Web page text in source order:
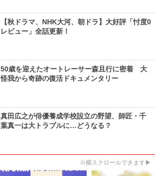
【秋ドラマ、NHK大河、朝ドラ】大好評「忖度0
レビュー」全話更新！
50歳を迎えたオートレーサー森且行に密着 大
怪我から奇跡の復活ドキュメンタリー
真田広之が俳優養成学校設立の野望、師匠・千
葉真一は大トラブルに…どうなる？
※横スクロールできます▶